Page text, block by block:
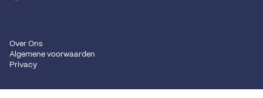
Over Ons
Algemene voorwaarden
Privacy